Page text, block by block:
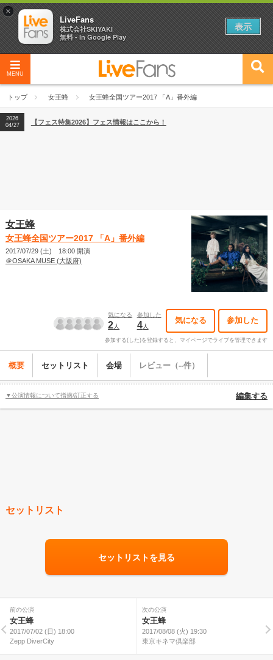
MENU
トップ 女王蜂 女王蜂全国ツアー2017 「A」番外編
2026
04/27
2026
【ライブ動員ランキング】2026年上半期編発表！
2026
04/27
【フェス特集2026】フェス情報はここから！
女王蜂
女王蜂全国ツアー2017 「A」番外編
2017/07/29 (土) 18:00 開演
＠OSAKA MUSE (大阪府)
気になる
2人
参加した
4人
気になる 参加した
参加する(した)を登録すると、マイページでライブを管理できます
概要 セットリスト 会場 レビュー（--件）
▼公演情報について指摘/訂正する 編集する
セットリスト
セットリストを見る
前の公演
女王蜂
2017/07/02 (日) 18:00
Zepp DiverCity
次の公演
女王蜂
2017/08/08 (火) 19:30
東京キネマ倶楽部
×
LiveFans
株式会社SKIYAKI
無料 - In Google Play
表示